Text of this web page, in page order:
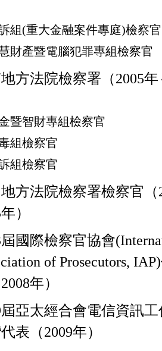
組(重大金融案件專庭)檢察官
財產暨電腦犯罪專組檢察官
方法院檢察署（2005年
暨智財專組檢察官
組檢察官
組檢察官
方法院檢察署檢察官（
）
國際檢察官協會
of Prosecutors,
年）
亞太經合會電信資訊
表（2009年）